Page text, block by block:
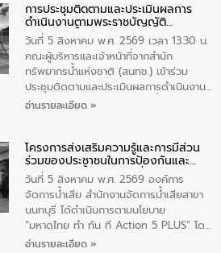
การประชุมติดตามและประเมินผลการ
ดำเนินงานตามพระราชบัญญัติ
ทรัพยากรน้ำ พ.ศ. 2561 ประจำ
ปีงบประมาณ พ.ศ. 2569
วันที่ 5 สิงหาคม พ.ศ. 2569 เวลา 13.30 น.
คณะผู้บริหารและเจ้าหน้าที่จากสำนัก
ทรัพยากรน้ำแห่งชาติ (สนทช.) เข้าร่วม
ประชุมติดตามและประเมินผลการดำเนินงาน
ตามพระราชบัญญัติทรัพยากรน้ำ พ.ศ. 2561
วัดสิงห์ จังหวัดชัยนาท โดยมีนายแสงชัย
สุขชื่น นายกเทศมนตรีตำบลวัดสิงห์ คณะผู้
บริหารเทศบาลตำบลวัดสิงห์ ผู้นำชุมชน และ
ประชาชนในพื้นที่เทศบาลตำบลวัดสิงก์ที่มี
ส่วนได้ส่วนเสียในโครงก่อสร้างศูนย์บริหาร
จัดการคุณภาพน้ำเทศบาลตำบลวัดสิงห์
จังหวัดชัยนาท ให้การต้อนรับ
อ่านรายละเอียด »
โครงการส่งเสริมความรู้และการมีส่วน
ร่วมของประชาชนในการป้องกันและ
แก้ไขปัญหาน้ำเสียอย่างยั่งยืน
วันที่ 5 สิงหาคม พ.ศ. 2569 องค์การ
จัดการน้ำเสีย สำนักงานจัดการน้ำเสียสาขา
นนทบุรี ได้ดำเนินการตามนโยบาย
“มหาดไทย ทำ ทัน ที Action 5 PLUS” โดย
จัดโครงการส่งเสริมความรู้และการมีส่วน
อ่านรายละเอียด »